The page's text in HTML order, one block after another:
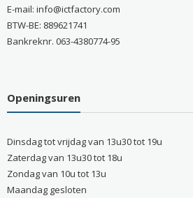
E-mail: info@ictfactory.com
BTW-BE: 889621741
Bankreknr. 063-4380774-95
Openingsuren
Dinsdag tot vrijdag van 13u30 tot 19u
Zaterdag van 13u30 tot 18u
Zondag van 10u tot 13u
Maandag gesloten